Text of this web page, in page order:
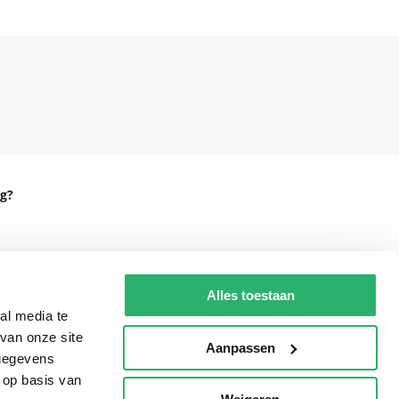
media te
onze site
basis van
Alles toestaan
Aanpassen
32